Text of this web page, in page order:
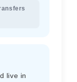
live in